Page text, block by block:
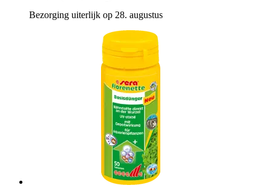
Bezorging uiterlijk op 28. augustus